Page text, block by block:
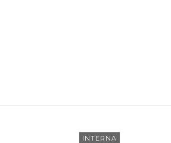
INTERNA